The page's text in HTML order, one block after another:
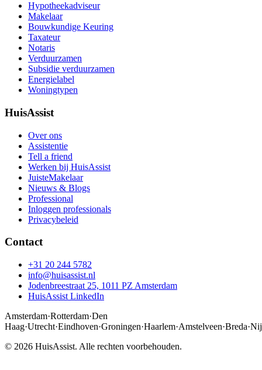
Hypotheekadviseur
Makelaar
Bouwkundige Keuring
Taxateur
Notaris
Verduurzamen
Subsidie verduurzamen
Energielabel
Woningtypen
HuisAssist
Over ons
Assistentie
Tell a friend
Werken bij HuisAssist
JuisteMakelaar
Nieuws & Blogs
Professional
Inloggen professionals
Privacybeleid
Contact
+31 20 244 5782
info@huisassist.nl
Jodenbreestraat 25, 1011 PZ Amsterdam
HuisAssist LinkedIn
Amsterdam·Rotterdam·Den
Haag·Utrecht·Eindhoven·Groningen·Haarlem·Amstelveen·Breda·
© 2026 HuisAssist. Alle rechten voorbehouden.